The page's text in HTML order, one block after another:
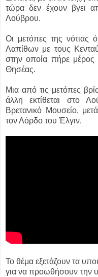
τώρα δεν έχουν βγει
Λούβρου.
Οι μετόπες της
Λαπίθων με τους
στην οποία πήρε μέρος
Θησέας.
Μια από τις μετόπες
άλλη εκτίθεται στο
Βρετανικό Μουσείο,
τον Λόρδο του Έλγιν.
Το θέμα εξετάζουν τα
για να προωθήσουν την